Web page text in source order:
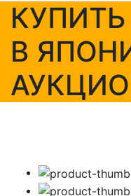
КУПИТЬ
В